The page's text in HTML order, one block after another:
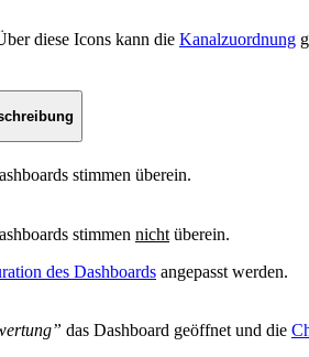
diese Icons kann die Kanalzuordnung
stimmen überein.
stimmen nicht überein.
des Dashboards angepasst werden.
das Dashboard geöffnet und die